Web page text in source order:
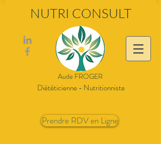
NUTRI CONSULT
Aude FROGER
Diététicienne - Nutritionniste
Prendre RDV en Ligne